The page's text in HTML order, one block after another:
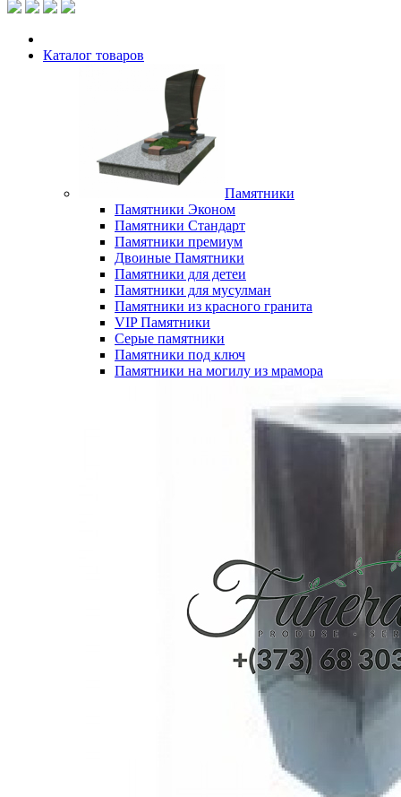
Каталог товаров
Памятники
Памятники Эконом
Памятники Стандарт
Памятники премиум
Двоиные Памятники
Памятники для детеи
Памятники для мусулман
Памятники из красного гранита
VIP Памятники
Серые памятники
Памятники под ключ
Памятники на могилу из мрамора